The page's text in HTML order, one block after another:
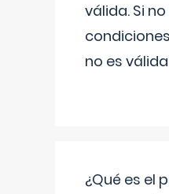
válida. Si
no es
¿Qué es el